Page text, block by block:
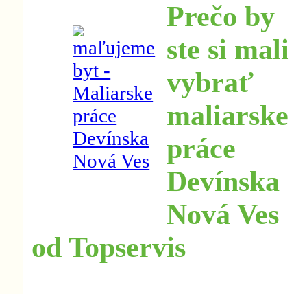
Prečo by
ste si mali
vybrať
maliarske
práce
Devínska
Nová Ves
od Topservis